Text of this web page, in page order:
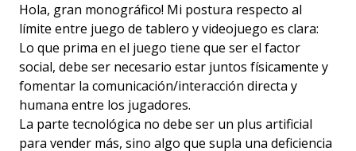
Hola, gran monográfico! Mi postura respecto al
límite entre juego de tablero y videojuego es clara:
Lo que prima en el juego tiene que ser el factor
social, debe ser necesario estar juntos físicamente y
fomentar la comunicación/interacción directa y
humana entre los jugadores.
La parte tecnológica no debe ser un plus artificial
para vender más, sino algo que supla una deficiencia